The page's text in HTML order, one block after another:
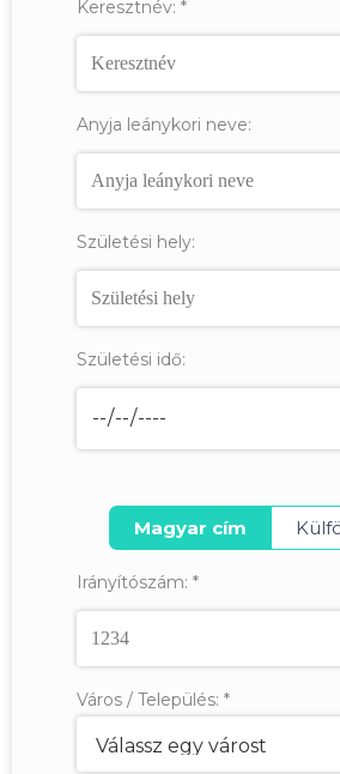
Keresztnév: *
Anyja leánykori neve:
Születési hely:
Születési idő:
Magyar cím
Irányítószám: *
Város / Település: *